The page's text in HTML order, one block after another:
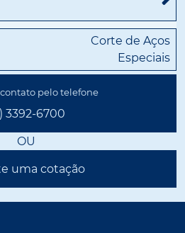
Corte de Aços
Especiais
pelo telefone
3392-6700
OU
uma cotação